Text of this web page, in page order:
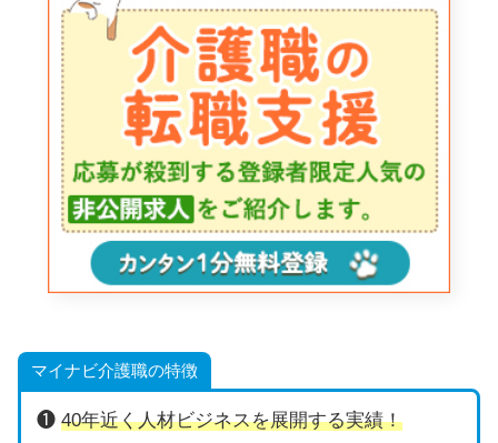
マイナビ介護職の特徴
❶ 40年近く人材ビジネスを展開する実績！